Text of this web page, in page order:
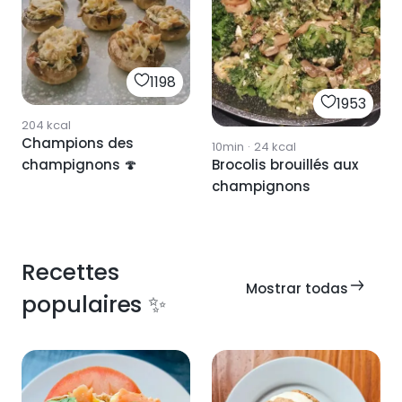
1198
204 kcal
Champions des
champignons 🍄
1953
10min · 24 kcal
Brocolis brouillés aux
champignons
2417 3118
2748 2480
2446 2299
2266 2245
2192 2134
2113 2030
1990 1987
1979 1975
Recettes
populaires ✨
Mostrar todas